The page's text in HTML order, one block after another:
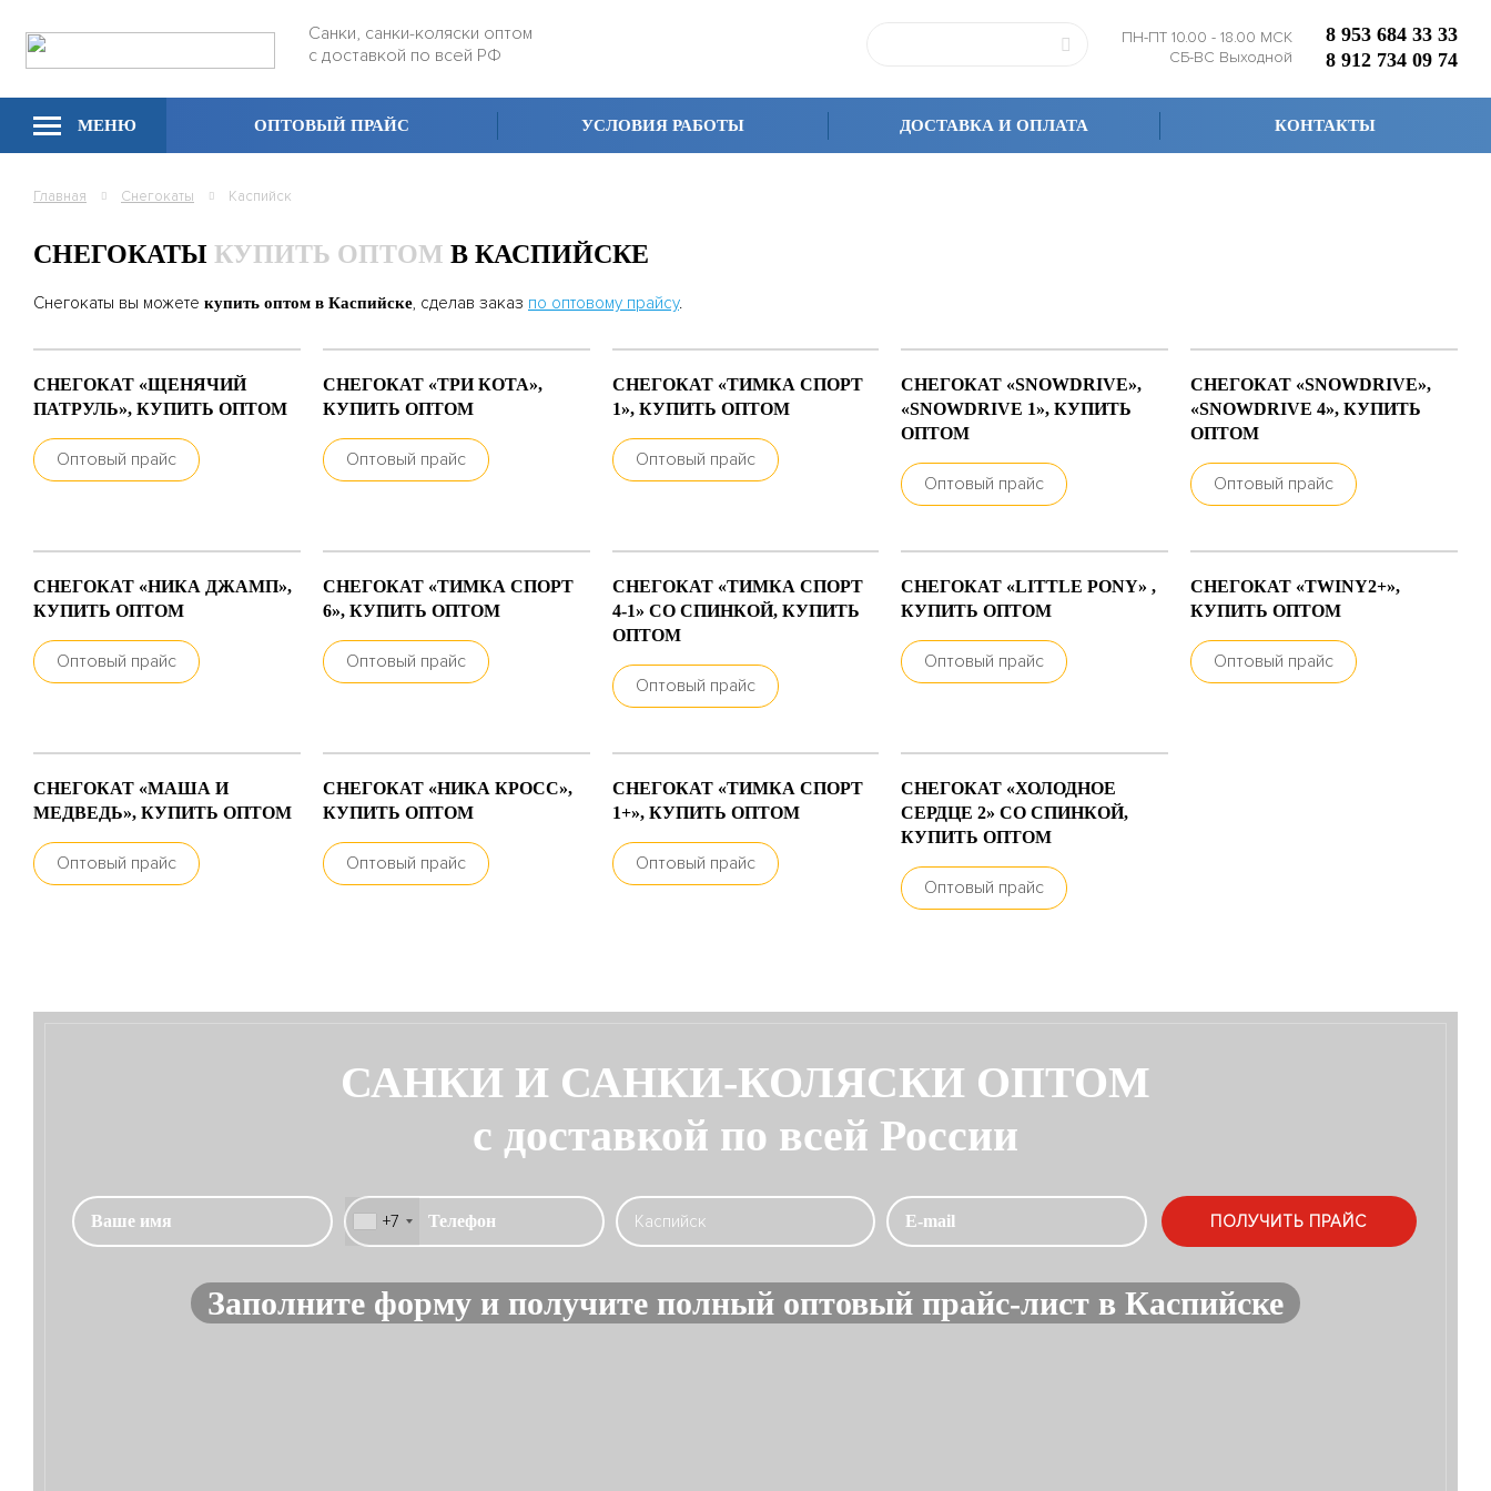
Санки, санки-коляски оптом
с доставкой по всей РФ
ПН-ПТ 10.00 - 18.00 МСК
СБ-ВС Выходной
8 953 684 33 33
8 912 734 09 74
МЕНЮ ОПТОВЫЙ ПРАЙС УСЛОВИЯ РАБОТЫ ДОСТАВКА И ОПЛАТА КОНТАКТЫ
Главная Снегокаты Каспийск
СНЕГОКАТЫ КУПИТЬ ОПТОМ В КАСПИЙСКЕ
Снегокаты вы можете купить оптом в Каспийске, сделав заказ по оптовому прайсу.
СНЕГОКАТ «ЩЕНЯЧИЙ
ПАТРУЛЬ», КУПИТЬ ОПТОМ
Оптовый прайс
СНЕГОКАТ «ТРИ КОТА»,
КУПИТЬ ОПТОМ
Оптовый прайс
СНЕГОКАТ «ТИМКА СПОРТ
1», КУПИТЬ ОПТОМ
Оптовый прайс
СНЕГОКАТ «SNOWDRIVE»,
«SNOWDRIVE 1», КУПИТЬ
ОПТОМ
Оптовый прайс
СНЕГОКАТ «SNOWDRIVE»,
«SNOWDRIVE 4», КУПИТЬ
ОПТОМ
Оптовый прайс
СНЕГОКАТ «НИКА ДЖАМП»,
КУПИТЬ ОПТОМ
Оптовый прайс
СНЕГОКАТ «ТИМКА СПОРТ
6», КУПИТЬ ОПТОМ
Оптовый прайс
СНЕГОКАТ «ТИМКА СПОРТ
4-1» СО СПИНКОЙ, КУПИТЬ
ОПТОМ
Оптовый прайс
СНЕГОКАТ «LITTLE PONY» ,
КУПИТЬ ОПТОМ
Оптовый прайс
СНЕГОКАТ «TWINY2+»,
КУПИТЬ ОПТОМ
Оптовый прайс
СНЕГОКАТ «МАША И
МЕДВЕДЬ», КУПИТЬ ОПТОМ
Оптовый прайс
СНЕГОКАТ «НИКА КРОСС»,
КУПИТЬ ОПТОМ
Оптовый прайс
СНЕГОКАТ «ТИМКА СПОРТ
1+», КУПИТЬ ОПТОМ
Оптовый прайс
СНЕГОКАТ «ХОЛОДНОЕ
СЕРДЦЕ 2» СО СПИНКОЙ,
КУПИТЬ ОПТОМ
Оптовый прайс
САНКИ И САНКИ-КОЛЯСКИ ОПТОМ
с доставкой по всей России
+7
Заполните форму и получите полный оптовый прайс-лист в Каспийске